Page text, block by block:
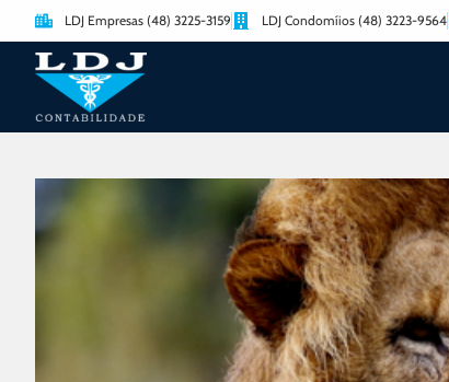
LDJ Empresas (48) 3225-3159 LDJ Condomíios (48) 3223-9564